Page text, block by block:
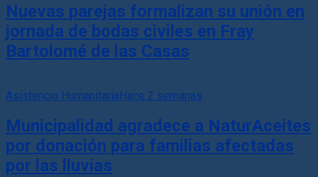
Nuevas parejas formalizan su unión en
jornada de bodas civiles en Fray
Bartolomé de las Casas
Asistencia HumanitariaHace 2 semanas
Municipalidad agradece a NaturAceites
por donación para familias afectadas
por las lluvias